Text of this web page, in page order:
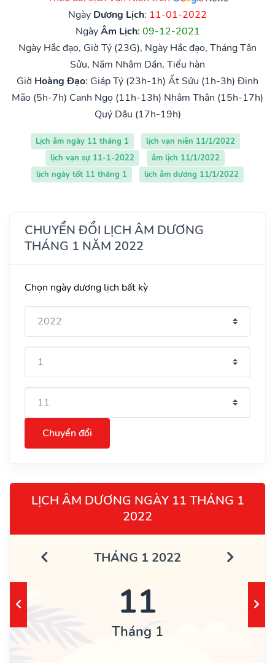
Ngày Dương Lịch: 11-01-2022
NgàyÂm Lịch: 09-12-2021
Ngày Hắc đạo, Giờ Tý (23G), Ngày Hắc đạo, Tháng Tân
Sửu, Năm Nhâm Dần, Tiểu hàn
Giờ Hoàng Đạo: Giáp Tý (23h-1h) Ất Sửu (1h-3h) Đinh
Mão (5h-7h) Canh Ngọ (11h-13h) Nhâm Thân (15h-17h)
Quý Dậu (17h-19h)
Lịch âm ngày 11 tháng 1
lịch vạn niên 11/1/2022
lịch vạn sự 11-1-2022
âm lịch 11/1/2022
lịch ngày tốt 11 tháng 1
lịch âm dương 11/1/2022
CHUYỂN ĐỔI LỊCH ÂM DƯƠNG
THÁNG 1 NĂM 2022
Chọn ngày dương lịch bất kỳ
Chuyển đổi
LỊCH ÂM DƯƠNG NGÀY 11 THÁNG 1
2022
THÁNG 1 2022
11
Tháng 1